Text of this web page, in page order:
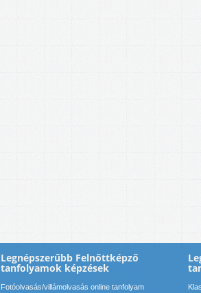
Legnépszerűbb Felnőttképző
tanfolyamok képzések
Fotóolvasás/villámolvasás online tanfolyam